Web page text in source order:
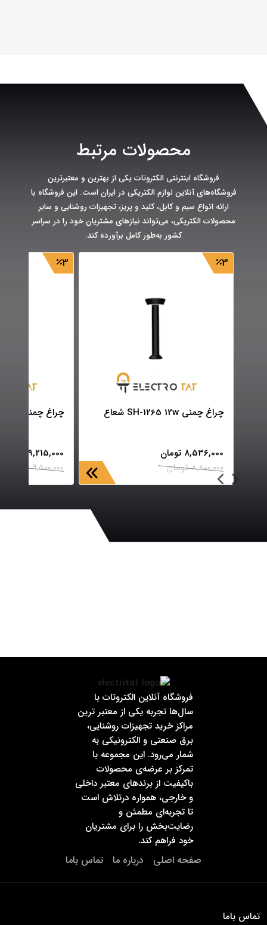
محصولات مرتبط
فروشگاه اینترنتی الکتروتات یکی از بهترین و معتبرترین
فروشگاه‌های آنلاین لوازم الکتریکی در ایران است. این فروشگاه با
ارائه انواع سیم و کابل، کلید و پریز، تجهیزات روشنایی و سایر
محصولات الکتریکی، می‌تواند نیازهای مشتریان خود را در سراسر
کشور به‌طور کامل برآورده کند.
3
چراغ چمنی SH-1265 12w شعاع
8,536,000 تومان
8,800,000 تومان
3
چراغ چمنی SH-1268 12w شعاع
9,215,000
9,500,000 تومان
فروشگاه آنلاین الکتروتات با
سال‌ها تجربه یکی از معتبر ترین
مراکز خرید تجهیزات روشنایی،
برق صنعتی و الکترونیکی به
شمار می‌رود. این مجموعه با
تمرکز بر عرضه‌ی محصولات
باکیفیت از برندهای معتبر داخلی
و خارجی، همواره درتلاش است
تا تجربه‌ای مطمئن و
رضایت‌بخش را برای مشتریان
خود فراهم کند.
صفحه اصلی درباره ما تماس باما
تماس باما